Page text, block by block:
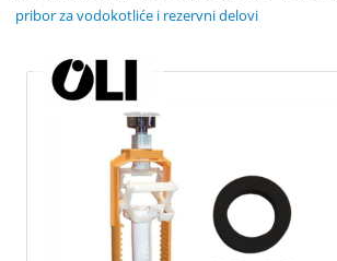
pribor za vodokotliće i rezervni delovi